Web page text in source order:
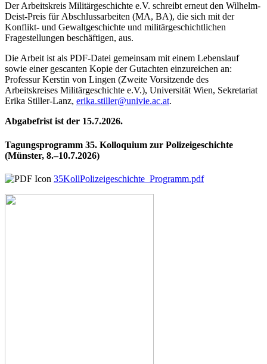
Der Arbeitskreis Militärgeschichte e.V. schreibt erneut den Wilhelm-
Deist-Preis für Abschlussarbeiten (MA, BA), die sich mit der
Konflikt- und Gewaltgeschichte und militärgeschichtlichen
Fragestellungen beschäftigen, aus.
Die Arbeit ist als PDF-Datei gemeinsam mit einem Lebenslauf
sowie einer gescanten Kopie der Gutachten einzureichen an:
Professur Kerstin von Lingen (Zweite Vorsitzende des
Arbeitskreises Militärgeschichte e.V.), Universität Wien, Sekretariat
Erika Stiller-Lanz, erika.stiller@univie.ac.at.
Abgabefrist ist der 15.7.2026.
Tagungsprogramm 35. Kolloquium zur Polizeigeschichte
(Münster, 8.–10.7.2026)
35KollPolizeigeschichte_Programm.pdf